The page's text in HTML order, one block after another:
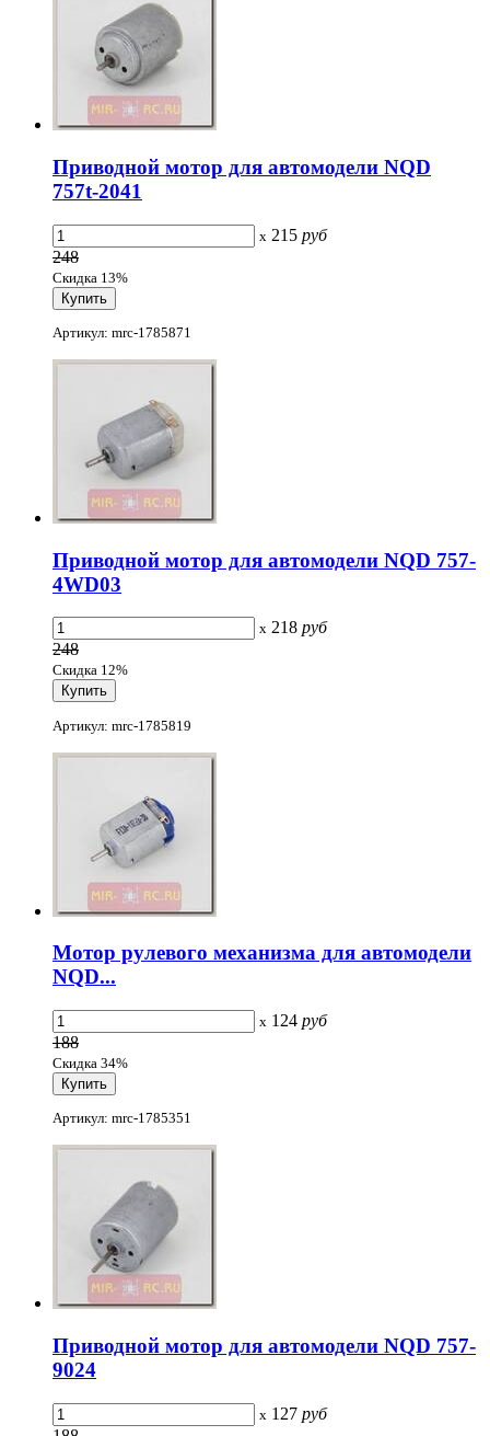
Приводной мотор для автомодели NQD
757t-2041
x 215 руб
248
Скидка 13%
Артикул: mrc-1785871
Приводной мотор для автомодели NQD 757-
4WD03
x 218 руб
248
Скидка 12%
Артикул: mrc-1785819
Мотор рулевого механизма для автомодели
NQD...
x 124 руб
188
Скидка 34%
Артикул: mrc-1785351
Приводной мотор для автомодели NQD 757-
9024
x 127 руб